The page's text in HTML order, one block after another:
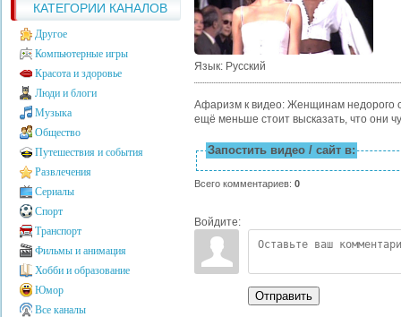
КАТЕГОРИИ КАНАЛОВ
Другое
Компьютерные игры
Красота и здоровье
Люди и блоги
Музыка
Общество
Путешествия и события
Развлечения
Сериалы
Спорт
Транспорт
Фильмы и анимация
Хобби и образование
Юмор
Все каналы
Язык: Русский
Афаризм к видео: Женщинам недорого
ещё меньше стоит высказать, что они
Запостить видео / сайт в:
Всего комментариев: 0
Войдите:
Отправить